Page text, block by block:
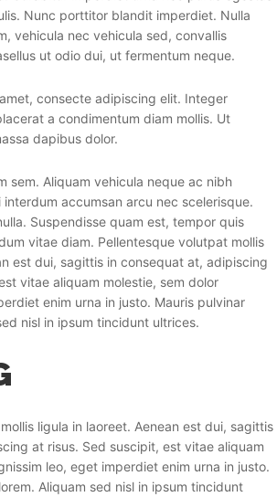
Nunc porttitor blandit imperdiet. Nulla
vehicula nec vehicula sed, convallis
ut odio dui, ut fermentum neque.
consecte adipiscing elit. Integer
a condimentum diam mollis. Ut
dapibus dolor.
sem. Aliquam vehicula neque ac nibh
accumsan arcu nec scelerisque.
Suspendisse quam est, tempor quis
vitae diam. Pellentesque volutpat mollis
est dui, sagittis in consequat at, adipiscing
vitae aliquam molestie, sem dolor
enim urna in justo. Mauris pulvinar
nisl in ipsum tincidunt ultrices.
ligula in laoreet. Aenean est dui, sagittis
at risus. Sed suscipit, est vitae aliquam
leo, eget imperdiet enim urna in justo.
Aliquam sed nisl in ipsum tincidunt